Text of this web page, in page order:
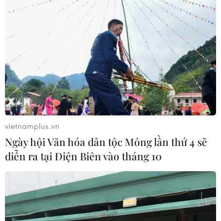
phẩm phấn rôm dành cho trẻ em có chứa bột Talc tại
Mỹ và Canada do doanh số giảm mạnh khi nhiều
người tiêu dùng lo ngại nguy cơ ung thư từ sản phẩm.
vietnamplus.vn
Ngày hội Văn hóa dân tộc Mông lần thứ 4 sẽ
diễn ra tại Điện Biên vào tháng 10